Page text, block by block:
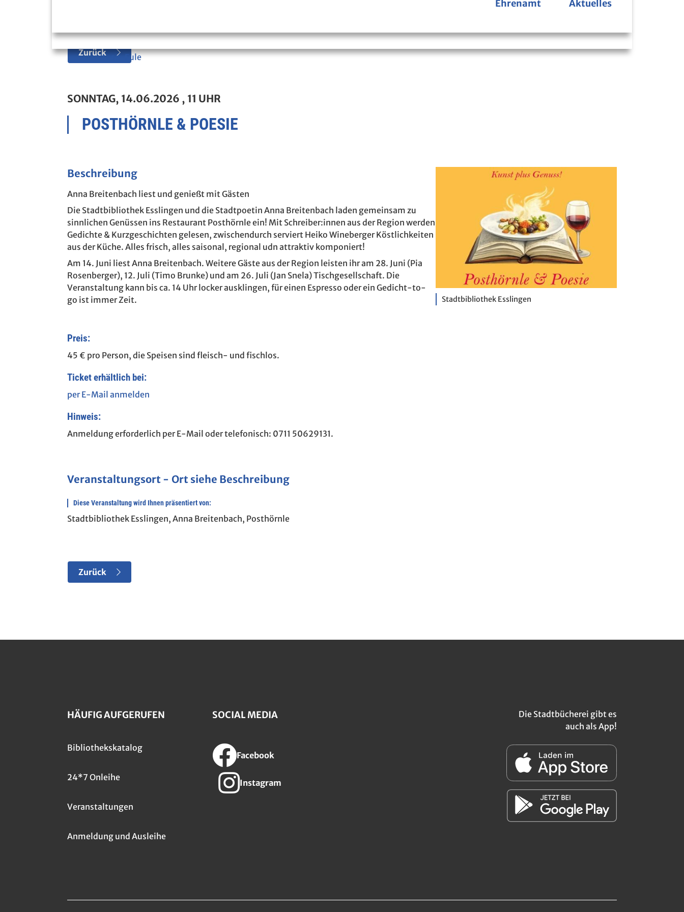
Lese-Eule
Ehrenamt Aktuelles
Zurück
SONNTAG, 14.06.2026 , 11 UHR
POSTHÖRNLE & POESIE
Stadtbibliothek Esslingen
Beschreibung
Anna Breitenbach liest und genießt mit Gästen
Die Stadtbibliothek Esslingen und die Stadtpoetin Anna Breitenbach laden gemeinsam zu
sinnlichen Genüssen ins Restaurant Posthörnle ein! Mit Schreiber:innen aus der Region werden
Gedichte & Kurzgeschichten gelesen, zwischendurch serviert Heiko Wineberger Köstlichkeiten
aus der Küche. Alles frisch, alles saisonal, regional udn attraktiv komponiert!
Am 14. Juni liest Anna Breitenbach. Weitere Gäste aus der Region leisten ihr am 28. Juni (Pia
Rosenberger), 12. Juli (Timo Brunke) und am 26. Juli (Jan Snela) Tischgesellschaft. Die
Veranstaltung kann bis ca. 14 Uhr locker ausklingen, für einen Espresso oder ein Gedicht-to-
go ist immer Zeit.
Preis:
45 € pro Person, die Speisen sind fleisch- und fischlos.
Ticket erhältlich bei:
per E-Mail anmelden
Hinweis:
Anmeldung erforderlich per E-Mail oder telefonisch: 0711 50629131.
Veranstaltungsort Ort siehe Beschreibung
Diese Veranstaltung wird Ihnen präsentiert von:
Stadtbibliothek Esslingen, Anna Breitenbach, Posthörnle
Zurück
HÄUFIG AUFGERUFEN
Bibliothekskatalog
24*7 Onleihe
Veranstaltungen
Anmeldung und Ausleihe
SOCIAL MEDIA
Facebook
Instagram
Die Stadtbücherei gibt es
auch als App!